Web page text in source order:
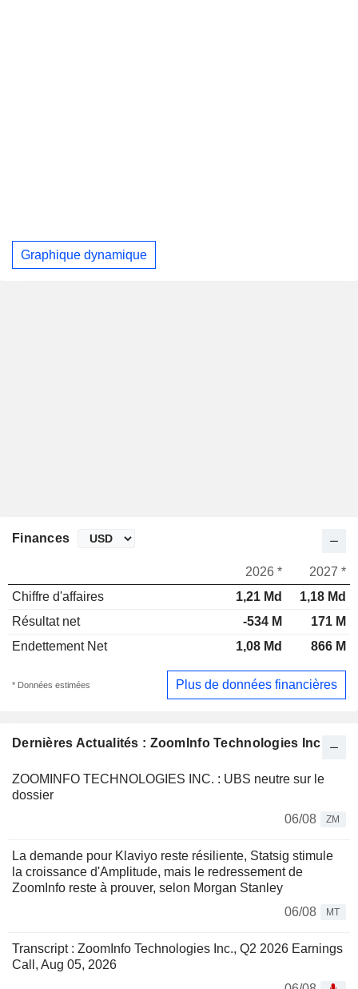
Graphique dynamique
Dernières Actualités : ZoomInfo Technologies Inc.
ZOOMINFO TECHNOLOGIES INC. : UBS neutre sur le
dossier
06/08
ZM
La demande pour Klaviyo reste résiliente, Statsig stimule
la croissance d'Amplitude, mais le redressement de
ZoomInfo reste à prouver, selon Morgan Stanley
06/08
MT
Transcript : ZoomInfo Technologies Inc., Q2 2026 Earnings
Call, Aug 05, 2026
Finances
2026 *
2027 *
Chiffre d'affaires
1,21 Md
1,18 Md
Résultat net
-534 M
171 M
Endettement Net
1,08 Md 866 M
* Données estimées Plus de données financières